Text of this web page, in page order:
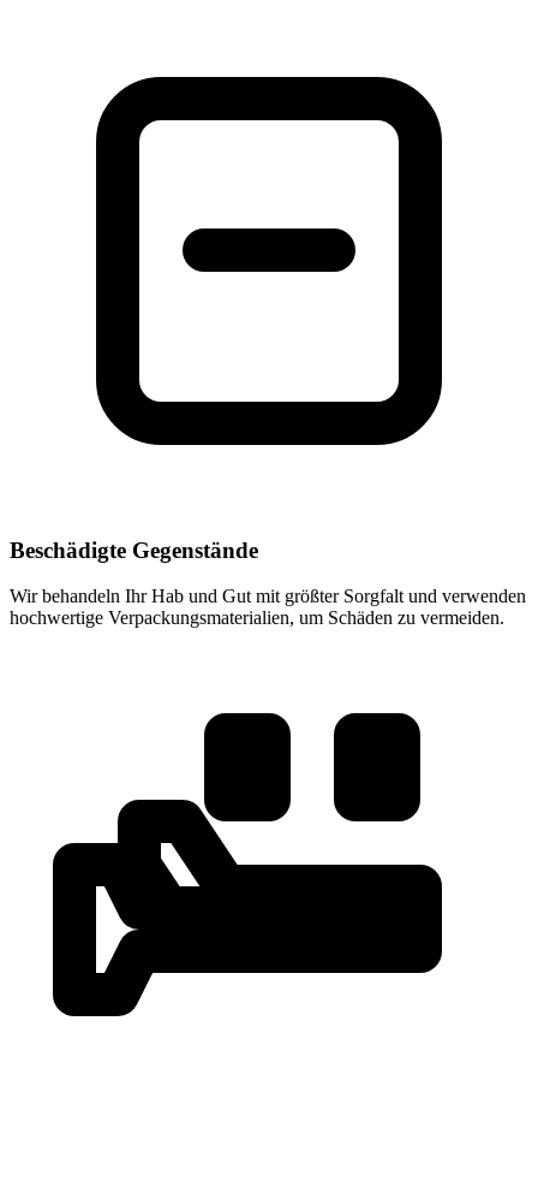
Beschädigte Gegenstände
Wir behandeln Ihr Hab und Gut mit größter Sorgfalt und verwenden
hochwertige Verpackungsmaterialien, um Schäden zu vermeiden.